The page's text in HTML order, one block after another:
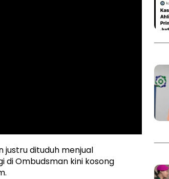
justru dituduh menjual
di Ombudsman kini kosong